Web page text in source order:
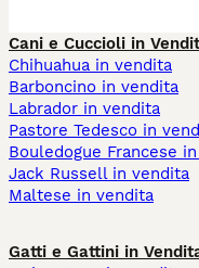
Cani e Cuccioli in
Chihuahua in vendita
Barboncino in vendita
Labrador in vendita
Pastore Tedesco in
Bouledogue Francese
Jack Russell in vendita
Maltese in vendita
Gatti e Gattini in